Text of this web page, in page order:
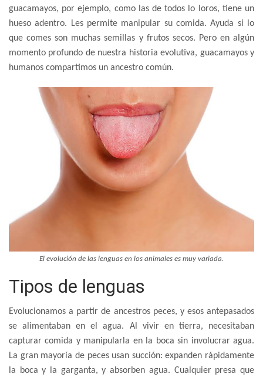
guacamayos, por ejemplo, como las de todos lo loros, tiene un
hueso adentro. Les permite manipular su comida. Ayuda si lo
que comes son muchas semillas y frutos secos. Pero en algún
momento profundo de nuestra historia evolutiva, guacamayos y
humanos compartimos un ancestro común.
El evolución de las lenguas en los animales es muy variada.
Tipos de lenguas
Evolucionamos a partir de ancestros peces, y esos antepasados
se alimentaban en el agua. Al vivir en tierra, necesitaban
capturar comida y manipularla en la boca sin involucrar agua.
La gran mayoría de peces usan succión: expanden rápidamente
la boca y la garganta, y absorben agua. Cualquier presa que